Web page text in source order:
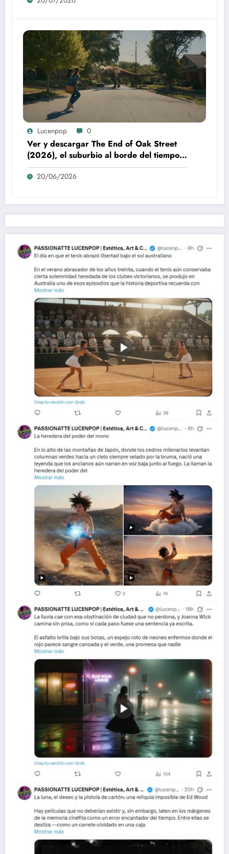
Lucenpop 0
Ver y descargar The End of Oak Street
(2026), el suburbio al borde del tiempo:
la poética visual de The End of Oak
Street
20/06/2026